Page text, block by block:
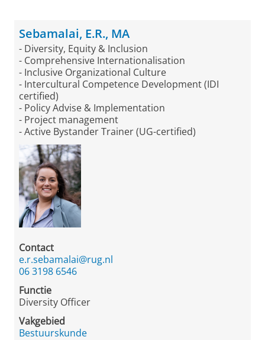
Sebamalai, E.R., MA
- Diversity, Equity & Inclusion
- Comprehensive Internationalisation
- Inclusive Organizational Culture
- Intercultural Competence Development (IDI
certified)
- Policy Advise & Implementation
- Project management
- Active Bystander Trainer (UG-certified)
Contact
e.r.sebamalai@rug.nl
06 3198 6546
Functie
Diversity Officer
Vakgebied
Bestuurskunde